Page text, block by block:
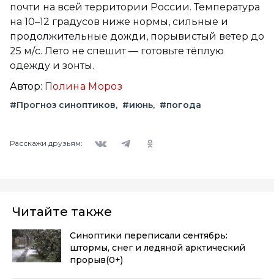
почти на всей территории России. Температура
на 10–12 градусов ниже нормы, сильные и
продолжительные дожди, порывистый ветер до
25 м/с. Лето не спешит — готовьте тёплую
одежду и зонты.
Автор: Полина Мороз
#Прогноз синоптиков #июнь #погода
Расскажи друзьям:
Читайте также
Синоптики переписали сентябрь:
штормы, снег и ледяной арктический
прорыв(0+)